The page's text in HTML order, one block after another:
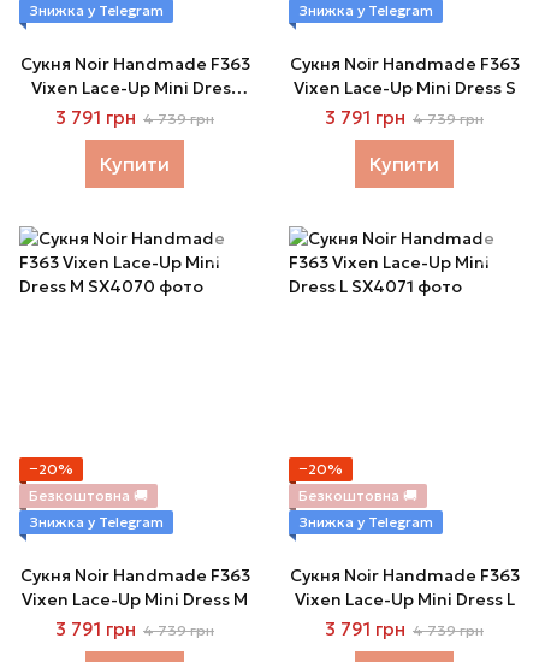
Знижка у Telegram
Сукня Noir Handmade F363
Vixen Lace-Up Mini Dress
XS
3 791 грн 4 739 грн
Купити
Знижка у Telegram
Сукня Noir Handmade F363
Vixen Lace-Up Mini Dress S
3 791 грн 4 739 грн
Купити
−20%
Безкоштовна 🚚
Знижка у Telegram
Сукня Noir Handmade F363
Vixen Lace-Up Mini Dress M
3 791 грн 4 739 грн
−20%
Безкоштовна 🚚
Знижка у Telegram
Сукня Noir Handmade F363
Vixen Lace-Up Mini Dress L
3 791 грн 4 739 грн